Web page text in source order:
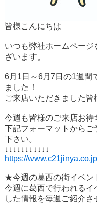
皆様こんにちは
いつも弊社ホームペー
ざいます。
6月1日～6月7日の1週間
ました！
ご来店いただきました皆
今週も皆様のご来店お待
下記フォーマットから
下さい。
↓↓↓↓↓↓↓↓↓↓↓
https://
★今週の葛西の街イベ
今週に葛西で行われる
した情報を毎週ご紹介さ